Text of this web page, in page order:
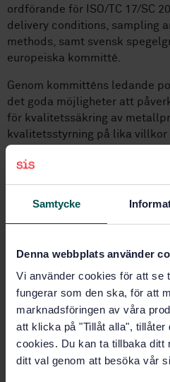
Samtycke
Denna webbplats använder
Vi använder cookies för att se
fungerar som den ska, för att
marknadsföringen av våra
att klicka på "Tillåt alla", tillåter
cookies. Du kan ta tillbaka ditt
ditt val genom att besöka vår
ordförande för ISO/TC 17/SC
delivery conditions, sampling
methods, samt svensk
europeiska kommitté.
Genom kommitténs ledande
det goda möjligheter att
för kvalitetssäkring av
kvalitetsstyrning på lika
lika konkurrensvillkor för den
industrin och flexibilitet i
verkstadsindustri och
Ett värdefullt arbete
med förgreningar över hela
tolkar standarder och regler
värdefull kunskap som direkt
arbetet. Tidig kunskap om
standarderna kan reducera
kontrollorganisation och
IT-system, till stöd för